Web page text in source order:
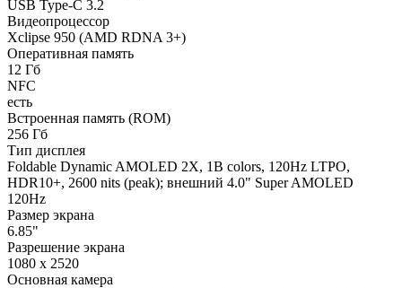
USB Type-C 3.2
Видеопроцессор
Xclipse 950 (AMD RDNA 3+)
Оперативная память
12 Гб
NFC
есть
Встроенная память (ROM)
256 Гб
Тип дисплея
Foldable Dynamic AMOLED 2X, 1B colors, 120Hz LTPO,
HDR10+, 2600 nits (peak); внешний 4.0" Super AMOLED
120Hz
Размер экрана
6.85"
Разрешение экрана
1080 x 2520
Основная камера